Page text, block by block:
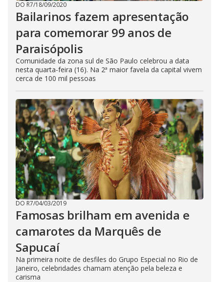
DO R7/18/09/2020
Bailarinos fazem apresentação
para comemorar 99 anos de
Paraisópolis
Comunidade da zona sul de São Paulo celebrou a data
nesta quarta-feira (16). Na 2ª maior favela da capital vivem
cerca de 100 mil pessoas
DO R7/04/03/2019
Famosas brilham em avenida e
camarotes da Marquês de
Sapucaí
Na primeira noite de desfiles do Grupo Especial no Rio de
Janeiro, celebridades chamam atenção pela beleza e
carisma